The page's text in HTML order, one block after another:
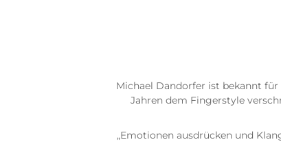
Michael Dandorfer ist bekannt
Jahren dem Fingerstyle
„Emotionen ausdrücken und